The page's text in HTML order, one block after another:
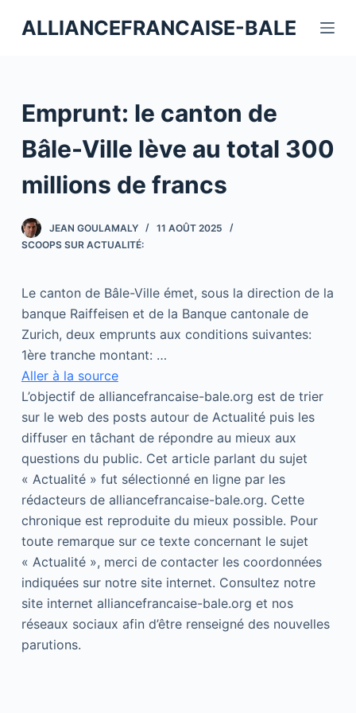
a
e
a
c
n
n
u
ALLIANCEFRANCAISE-BALE
Emprunt: le canton de
Bâle-Ville lève au total 300
millions de francs
JEAN GOULAMALY
11 AOÛT 2025
SCOOPS SUR ACTUALITÉ:
Le canton de Bâle-Ville émet, sous la direction de la
banque Raiffeisen et de la Banque cantonale de
Zurich, deux emprunts aux conditions suivantes:
1ère tranche montant: …
Aller à la source
L’objectif de alliancefrancaise-bale.org est de trier
sur le web des posts autour de Actualité puis les
diffuser en tâchant de répondre au mieux aux
questions du public. Cet article parlant du sujet
« Actualité » fut sélectionné en ligne par les
rédacteurs de alliancefrancaise-bale.org. Cette
chronique est reproduite du mieux possible. Pour
toute remarque sur ce texte concernant le sujet
« Actualité », merci de contacter les coordonnées
indiquées sur notre site internet. Consultez notre
site internet alliancefrancaise-bale.org et nos
réseaux sociaux afin d’être renseigné des nouvelles
parutions.